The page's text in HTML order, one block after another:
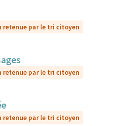
retenue par le tri citoyen
retenue par le tri citoyen
retenue par le tri citoyen